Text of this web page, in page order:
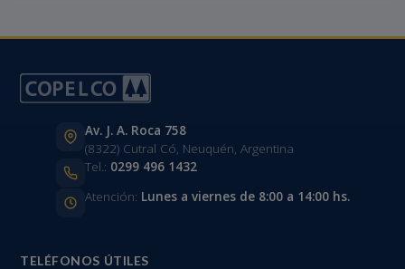
Av. J. A. Roca 758
(8322) Cutral Có, Neuquén, Argentina
Tel.: 0299 496 1432
Atención: Lunes a viernes de 8:00 a 14:00 hs.
TELÉFONOS ÚTILES